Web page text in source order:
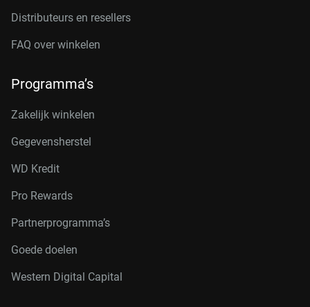
Distributeurs en resellers
FAQ over winkelen
Programma’s
Zakelijk winkelen
Gegevensherstel
WD Kredit
Pro Rewards
Partnerprogramma’s
Goede doelen
Western Digital Capital